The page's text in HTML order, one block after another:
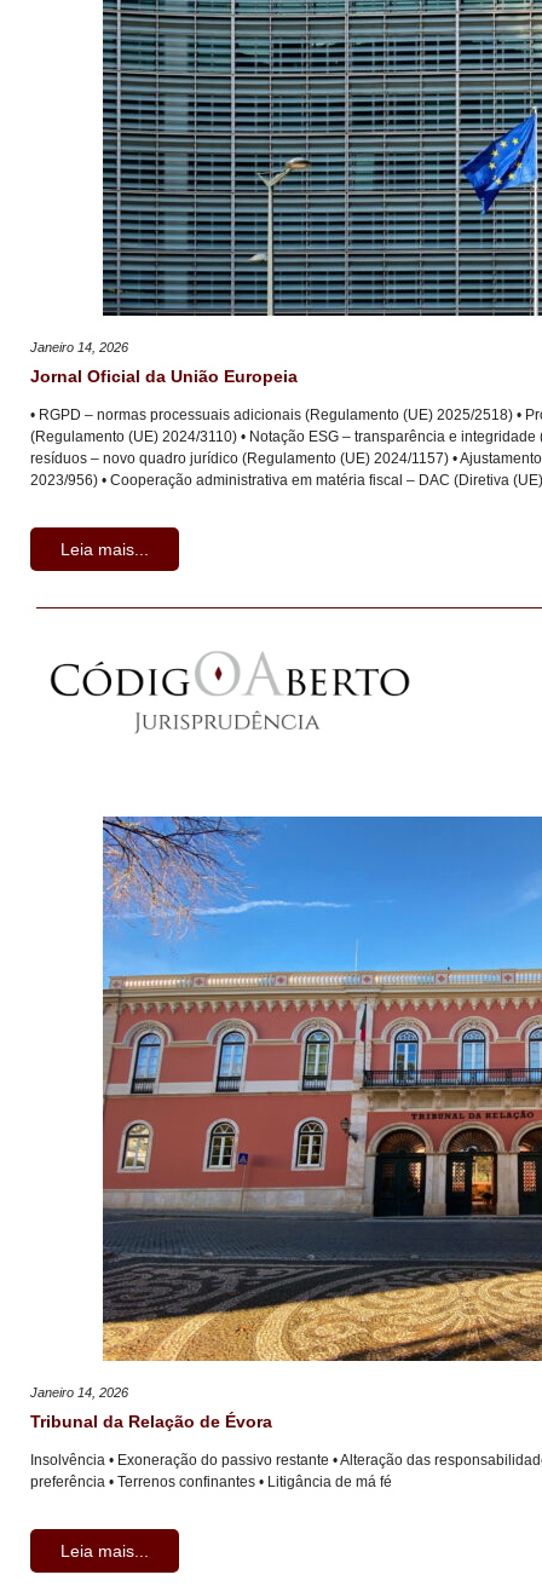
Janeiro 14, 2026
Jornal Oficial da União Europeia
• RGPD – normas processuais adicionais (Regulamento (UE) 2025/2518) •
(Regulamento (UE) 2024/3110) • Notação ESG – transparência e
resíduos – novo quadro jurídico (Regulamento (UE) 2024/1157) •
2023/956) • Cooperação administrativa em matéria fiscal – DAC (Diretiva
Leia mais...
Janeiro 14, 2026
Tribunal da Relação de Évora
Insolvência • Exoneração do passivo restante • Alteração das
preferência • Terrenos confinantes • Litigância de má fé
Leia mais...